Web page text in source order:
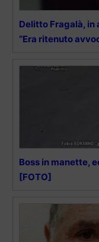
Delitto Fragalà, in
“Era ritenuto
Boss in manette,
[FOTO]